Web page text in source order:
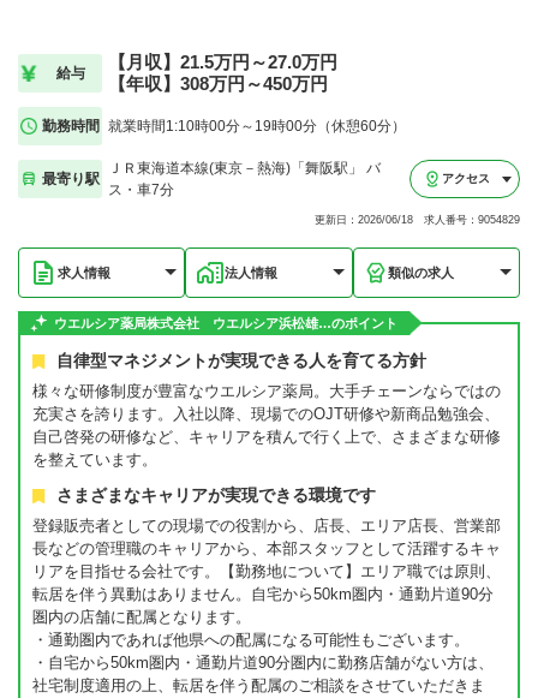
給与
【月収】21.5万円～27.0万円
【年収】308万円～450万円
勤務時間 就業時間1:10時00分～19時00分（休憩60分）
最寄り駅
ＪＲ東海道本線(東京－熱海)「舞阪駅」 バ
ス・車7分
アクセス
更新日：2026/06/18 求人番号：9054829
求人情報 法人情報 類似の求人
ウエルシア薬局株式会社 ウエルシア浜松雄…のポイント
自律型マネジメントが実現できる人を育てる方針
様々な研修制度が豊富なウエルシア薬局。大手チェーンならではの
充実さを誇ります。入社以降、現場でのOJT研修や新商品勉強会、
自己啓発の研修など、キャリアを積んで行く上で、さまざまな研修
を整えています。
さまざまなキャリアが実現できる環境です
登録販売者としての現場での役割から、店長、エリア店長、営業部
長などの管理職のキャリアから、本部スタッフとして活躍するキャ
リアを目指せる会社です。【勤務地について】エリア職では原則、
転居を伴う異動はありません。自宅から50km圏内・通勤片道90分
圏内の店舗に配属となります。
・通勤圏内であれば他県への配属になる可能性もございます。
・自宅から50km圏内・通勤片道90分圏内に勤務店舗がない方は、
社宅制度適用の上、転居を伴う配属のご相談をさせていただきま